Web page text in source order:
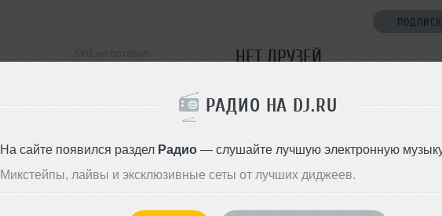
РАДИО НА DJ.RU
На сайте появился раздел Радио— слушайте лучшую электронную
Микстейпы, лайвы и эксклюзивные сеты от лучших диджеев.
НЕТ ДРУЗЕЙ